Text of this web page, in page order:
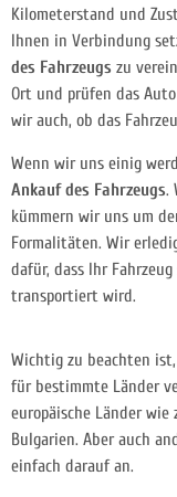
Kilometerstand und
Ihnen in Verbindung
des Fahrzeugs zu
Ort und prüfen das
wir auch, ob das
Wenn wir uns einig
Ankauf des Fahrzeugs.
kümmern wir uns um
Formalitäten. Wir
dafür, dass Ihr
transportiert wird.
Wichtig zu beachten
für bestimmte Länder
europäische Länder wie
Bulgarien. Aber auch
einfach darauf an.